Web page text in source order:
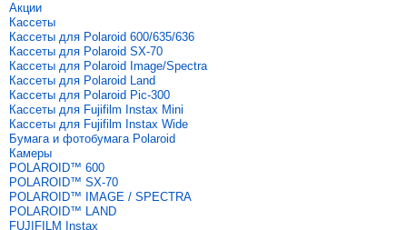
Акции
Кассеты
Кассеты для Polaroid 600/635/636
Кассеты для Polaroid SX-70
Кассеты для Polaroid Image/Spectra
Кассеты для Polaroid Land
Кассеты для Polaroid Pic-300
Кассеты для Fujifilm Instax Mini
Кассеты для Fujifilm Instax Wide
Бумага и фотобумага Polaroid
Камеры
POLAROID™ 600
POLAROID™ SX-70
POLAROID™ IMAGE / SPECTRA
POLAROID™ LAND
FUJIFILM Instax